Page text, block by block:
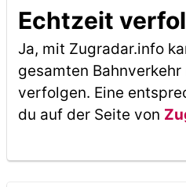
Echtzeit
Ja, mit Zugradar.info
gesamten
verfolgen. Eine
du auf der Seite von